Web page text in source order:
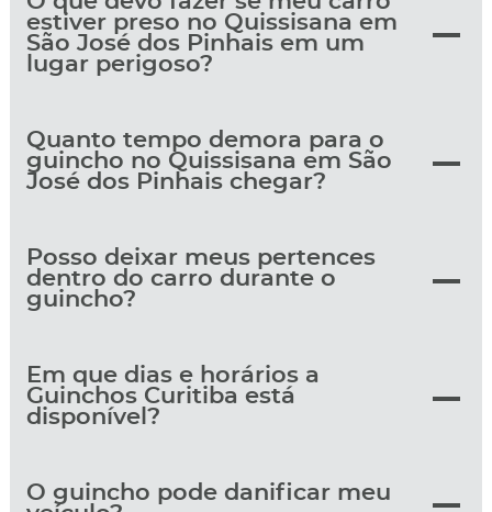
estiver preso no Quissisana em
São José dos Pinhais em um
lugar perigoso?
Quanto tempo demora para o
guincho no Quissisana em São
José dos Pinhais chegar?
Posso deixar meus pertences
dentro do carro durante o
guincho?
Em que dias e horários a
Guinchos Curitiba está
disponível?
O guincho pode danificar meu